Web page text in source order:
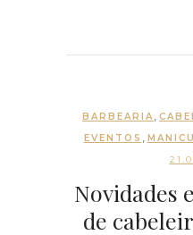
BARBEARIA
EVENTOS
Novidades
de